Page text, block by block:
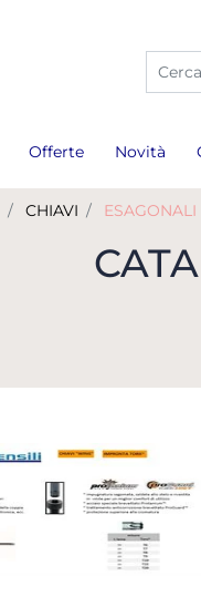
La
Offerte Novità
CHIAVI